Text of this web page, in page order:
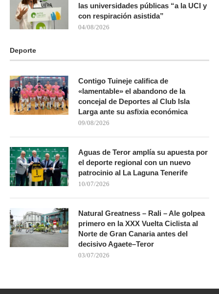
las universidades públicas “a la UCI y
con respiración asistida”
04/08/2026
Deporte
Contigo Tuineje califica de
«lamentable» el abandono de la
concejal de Deportes al Club Isla
Larga ante su asfixia económica
09/08/2026
Aguas de Teror amplía su apuesta por
el deporte regional con un nuevo
patrocinio al La Laguna Tenerife
10/07/2026
Natural Greatness – Rali – Ale golpea
primero en la XXX Vuelta Ciclista al
Norte de Gran Canaria antes del
decisivo Agaete–Teror
03/07/2026